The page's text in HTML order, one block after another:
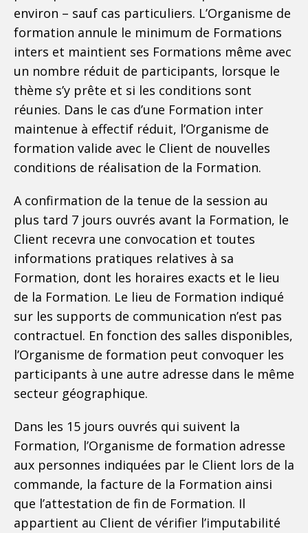
environ – sauf cas particuliers. L’Organisme de
formation annule le minimum de Formations
inters et maintient ses Formations même avec
un nombre réduit de participants, lorsque le
thème s’y prête et si les conditions sont
réunies. Dans le cas d’une Formation inter
maintenue à effectif réduit, l’Organisme de
formation valide avec le Client de nouvelles
conditions de réalisation de la Formation.
A confirmation de la tenue de la session au
plus tard 7 jours ouvrés avant la Formation, le
Client recevra une convocation et toutes
informations pratiques relatives à sa
Formation, dont les horaires exacts et le lieu
de la Formation. Le lieu de Formation indiqué
sur les supports de communication n’est pas
contractuel. En fonction des salles disponibles,
l’Organisme de formation peut convoquer les
participants à une autre adresse dans le même
secteur géographique.
Dans les 15 jours ouvrés qui suivent la
Formation, l’Organisme de formation adresse
aux personnes indiquées par le Client lors de la
commande, la facture de la Formation ainsi
que l’attestation de fin de Formation. Il
appartient au Client de vérifier l’imputabilité